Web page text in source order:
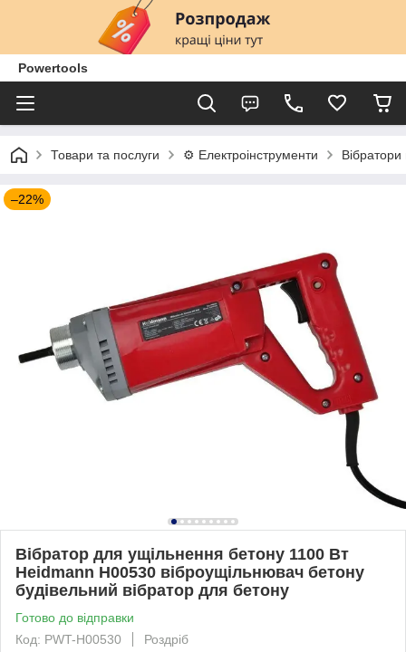
Powertools
Товари та послуги ⚙️ Електроінструменти Вібратори
–22%
Вібратор для ущільнення бетону 1100 Вт
Heidmann H00530 віброущільнювач бетону
будівельний вібратор для бетону
Готово до відправки
Код: PWT-H00530
Роздріб